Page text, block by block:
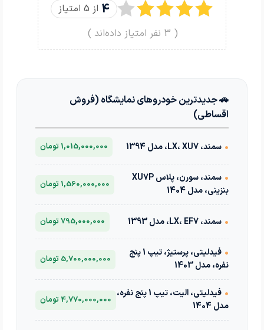
4 از 5 امتیاز
(
3 نفر امتیاز داده‌اند )
🚗 جدیدترین خودروهای نمایشگاه (فروش
اقساطی)
• سمند، LX، XU7، مدل 1394 1,015,000,000 تومان
•
سمند، سورن، پلاس XU7P
بنزینی، مدل 1404
1,560,000,000 تومان
• سمند، LX، EF7، مدل 1393 795,000,000 تومان
•
فیدلیتی، پرستیژ، تیپ 1 پنج
نفره، مدل 1403
5,700,000,000 تومان
•
فیدلیتی، الیت، تیپ 1 پنج نفره،
مدل 1404
4,770,000,000 تومان